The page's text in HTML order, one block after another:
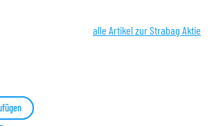
alle Artikel zur Strabag Aktie